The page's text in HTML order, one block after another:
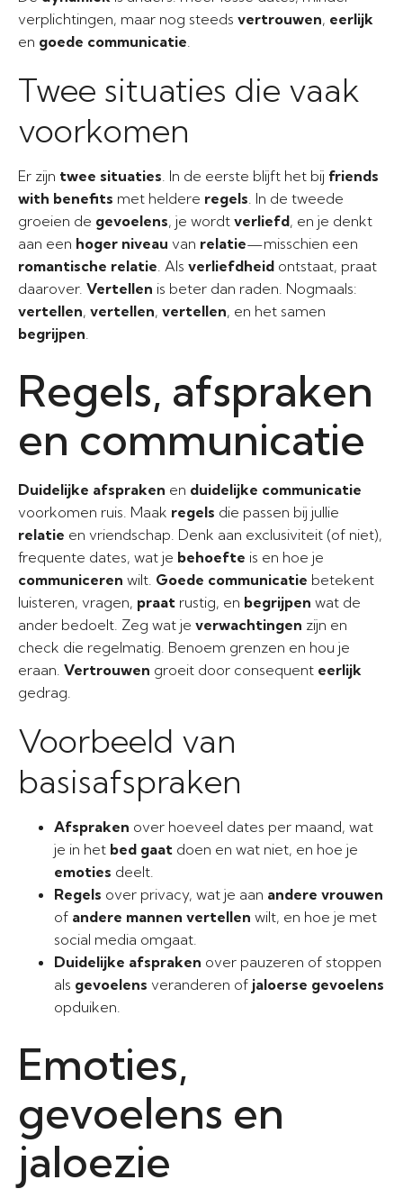
verplichtingen, maar nog steeds vertrouwen, eerlijk
en goede communicatie.
Twee situaties die vaak
voorkomen
Er zijn twee situaties. In de eerste blijft het bij friends
with benefits met heldere regels. In de tweede
groeien de gevoelens, je wordt verliefd, en je denkt
aan een hoger niveau van relatie—misschien een
romantische relatie. Als verliefdheid ontstaat, praat
daarover. Vertellen is beter dan raden. Nogmaals:
vertellen, vertellen, vertellen, en het samen
begrijpen.
Regels, afspraken
en communicatie
Duidelijke afspraken en duidelijke communicatie
voorkomen ruis. Maak regels die passen bij jullie
relatie en vriendschap. Denk aan exclusiviteit (of niet),
frequente dates, wat je behoefte is en hoe je
communiceren wilt. Goede communicatie betekent
luisteren, vragen, praat rustig, en begrijpen wat de
ander bedoelt. Zeg wat je verwachtingen zijn en
check die regelmatig. Benoem grenzen en hou je
eraan. Vertrouwen groeit door consequent eerlijk
gedrag.
Voorbeeld van
basisafspraken
Afspraken over hoeveel dates per maand, wat
je in het bed gaat doen en wat niet, en hoe je
emoties deelt.
Regels over privacy, wat je aan andere vrouwen
of andere mannen vertellen wilt, en hoe je met
social media omgaat.
Duidelijke afspraken over pauzeren of stoppen
als gevoelens veranderen of jaloerse gevoelens
opduiken.
Emoties,
gevoelens en
jaloezie